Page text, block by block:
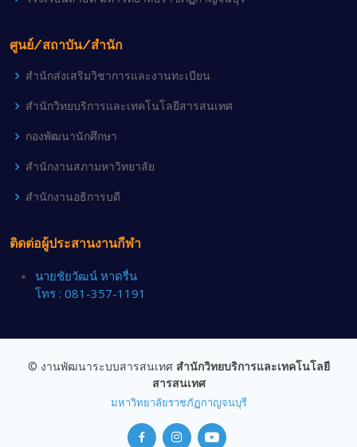
ศูนย์/สถาบัน/สำนัก
สำนักส่งเสริมวิชาการและงานทะเบียน
สำนักวิทยบริการและเทคโนโลยีสารสนเทศ
กองพัฒนานักศึกษา
สำนักงานสภามหาวิทยาลัย
สำนักงานอธิการบดี
ติดต่อผู้ประสานงานกีฬา
นายชัยวัฒน์ หาดรื่น
โทร : 081-357-1191
© งานพัฒนาระบบสารสนเทศ สำนักวิทยบริการและเทคโนโลยี
สารสนเทศ
มหาวิทยาลัยราชภัฏกาญจนบุรี